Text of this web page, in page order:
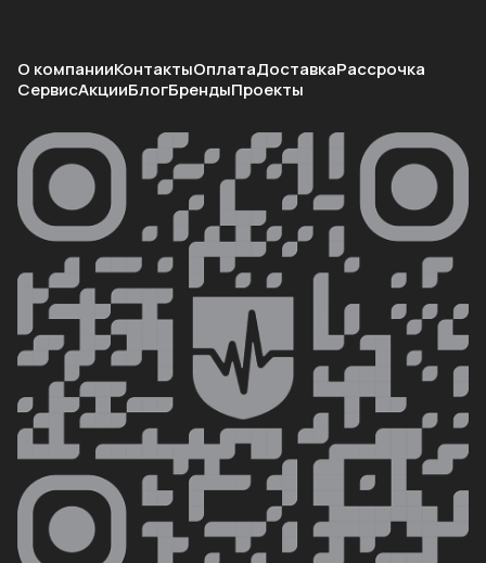
О компанииКонтактыОплатаДоставкаРассрочка
СервисАкцииБлогБрендыПроекты